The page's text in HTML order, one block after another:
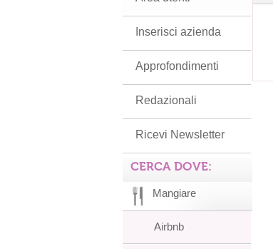
Inserisci azienda
Approfondimenti
Redazionali
Ricevi Newsletter
CERCA DOVE:
Mangiare
Airbnb